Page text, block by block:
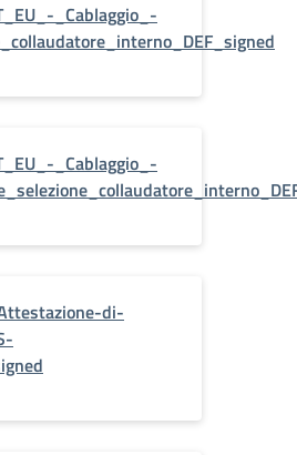
_Cablaggio_-
_Cablaggio_-
di-